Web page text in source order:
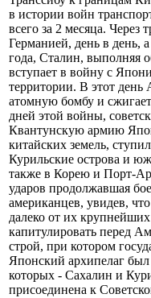
в истории войн
всего за 2 месяца. Через
Германией, день в день,
года, Сталин, выполняя
вступает в войну с
территории. В этот день
атомную бомбу и
дней этой войны,
Квантунскую армию
китайских земель,
Курильские острова и
также в Корею и Порт-
ударов продолжавшая
американцев, увидев,
далеко от их
капитулировать перед
строй, при котором
Японский архипелаг был
которых - Сахалин и
присоединена к